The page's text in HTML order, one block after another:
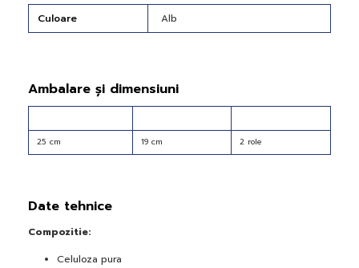
Culoare Alb
Ambalare și dimensiuni
25 cm 19 cm 2 role
Date tehnice
Compozitie:
Celuloza pura